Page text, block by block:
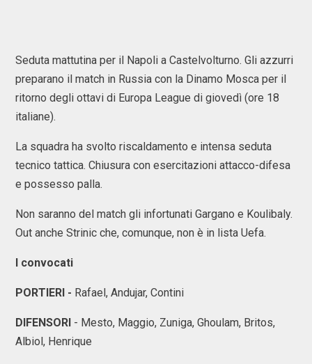
Seduta mattutina per il Napoli a Castelvolturno. Gli azzurri
preparano il match in Russia con la Dinamo Mosca per il
ritorno degli ottavi di Europa League di giovedì (ore 18
italiane).
La squadra ha svolto riscaldamento e intensa seduta
tecnico tattica. Chiusura con esercitazioni attacco-difesa
e possesso palla.
Non saranno del match gli infortunati Gargano e Koulibaly.
Out anche Strinic che, comunque, non è in lista Uefa.
I convocati
PORTIERI - Rafael, Andujar, Contini
DIFENSORI - Mesto, Maggio, Zuniga, Ghoulam, Britos,
Albiol, Henrique